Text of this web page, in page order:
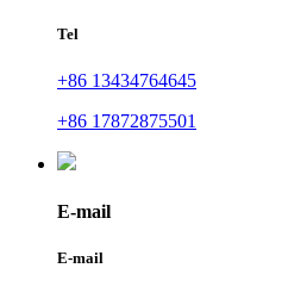
Tel
+86 13434764645
+86 17872875501
E-mail
E-mail